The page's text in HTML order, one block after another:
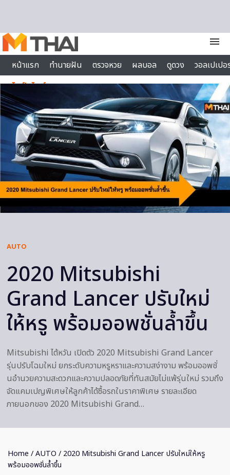
menu
หน้าแรก
ทำนายฝัน ตรวจหวย ผลบอล ดูดวง
วอลเปเป
ไลฟ์สไตล์
AUTO
2020 Mitsubishi
Grand Lancer ปรับใหม่
ให้หรู พร้อมออพชั่นล้ำขึ้น
Mitsubishi ไต้หวัน เปิดตัว 2020 Mitsubishi Grand Lancer
รุ่นปรับโฉมใหม่ ยกระดับความหรูหราและความสง่างาม พร้อมออพชั่
นอำนวยความสะดวกและความปลอดภัยที่ทันสมัยไม่แพ้รุ่นใหม่ รวมถึง
จัดแคมเปญพิเศษให้ลูกค้าได้ซื้อรถในราคาพิเศษ รายละเอียด
ภายนอกของ 2020 Mitsubishi Grand…
Home /AUTO / 2020 Mitsubishi Grand Lancer ปรับใหม่ให้หรู
พร้อมออพชั่นล้ำขึ้น